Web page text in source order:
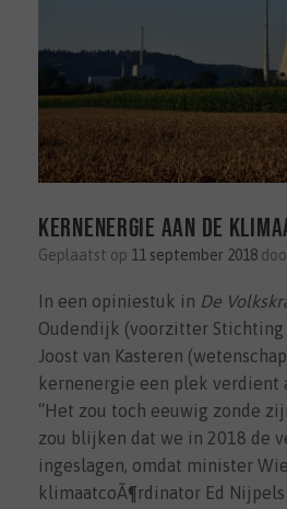
Kernenergie aan de
Geplaatst op 11 september 2018
In een opiniestuk in De
Oudendijk (voorzitter Stichting
Joost van Kasteren
kernenergie een plek verdient
“Het zou toch eeuwig zonde
zou blijken dat we in 2018 de
ingeslagen, omdat minister
klimaatcoÃ¶rdinator Ed